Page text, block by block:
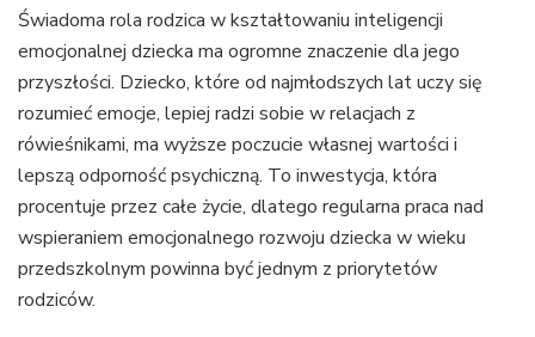
Świadoma rola rodzica w kształtowaniu inteligencji
emocjonalnej dziecka ma ogromne znaczenie dla jego
przyszłości. Dziecko, które od najmłodszych lat uczy się
rozumieć emocje, lepiej radzi sobie w relacjach z
rówieśnikami, ma wyższe poczucie własnej wartości i
lepszą odporność psychiczną. To inwestycja, która
procentuje przez całe życie, dlatego regularna praca nad
wspieraniem emocjonalnego rozwoju dziecka w wieku
przedszkolnym powinna być jednym z priorytetów
rodziców.